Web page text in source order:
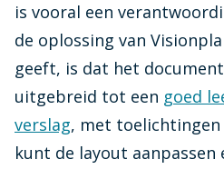
is vooral een
de oplossing van
geeft, is dat het
uitgebreid tot een goed
verslag, met toelichtingen
kunt de layout